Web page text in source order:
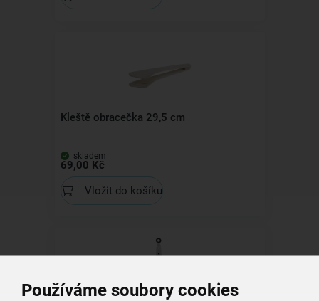
Používáme soubory cookies
Kleště obracečka 29,5 cm
skladem
69,00 Kč
Vložit do košíku